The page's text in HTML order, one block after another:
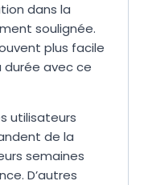
dans la
soulignée.
plus facile
durée avec ce
utilisateurs
de la
semaines
D’autres